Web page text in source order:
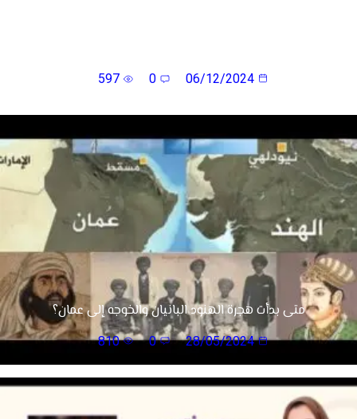
06/12/2024
0
597
متى بدأت هجرة الهنود البانيان والخوجه إلى عمان؟
28/05/2024
0
810